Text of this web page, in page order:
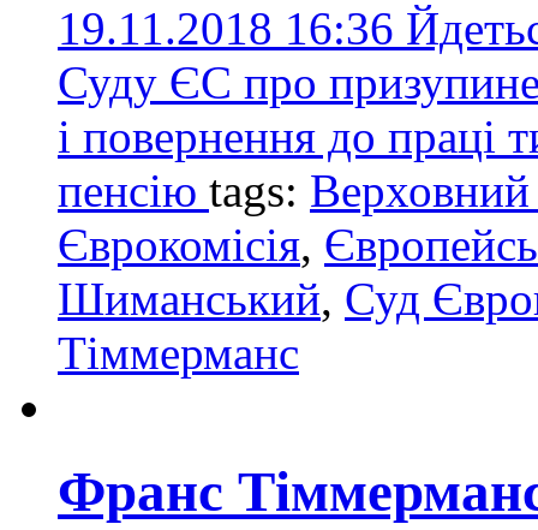
19.11.2018 16:36
Суду ЄС про
і повернення до праці
пенсію tags: Верховний
Єврокомісія,
Шиманський, Суд
Тіммерманс
Франс